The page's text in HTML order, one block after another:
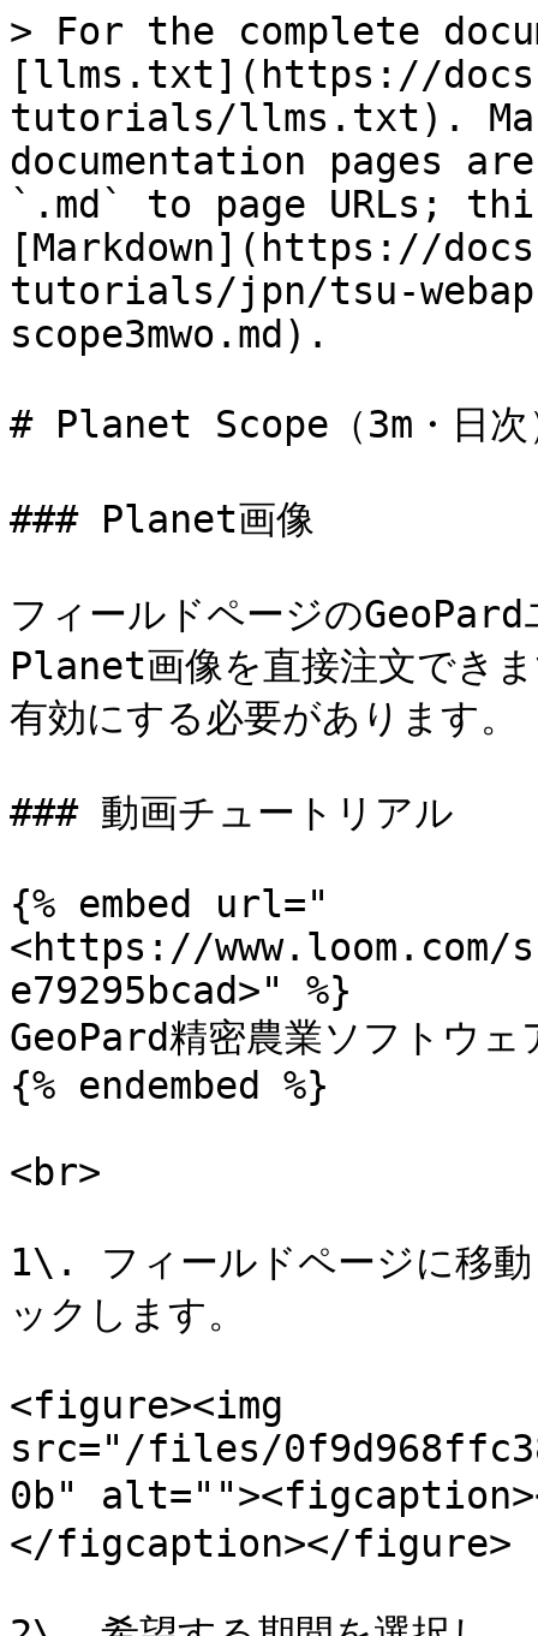
> For the complete
[llms.txt](https://
tutorials/llms.txt).
documentation pages
`.md` to page URLs;
[Markdown](https://
tutorials/jpn/tsu-
scope3mwo.md).
# Planet Scope（3m・日次
### Planet画像
フィールドページの
Planet画像を直接注文でき
有効にする必要があります。
### 動画チュートリアル
{% embed url="
<https://www.loom.com/
e79295bcad>" %}
GeoPard精密農業ソフトウ
{% endembed %}
<br>
1\. フィールドページに移
ックします。
<figure><img
src="/files/
0b"
</figcaption></figure>